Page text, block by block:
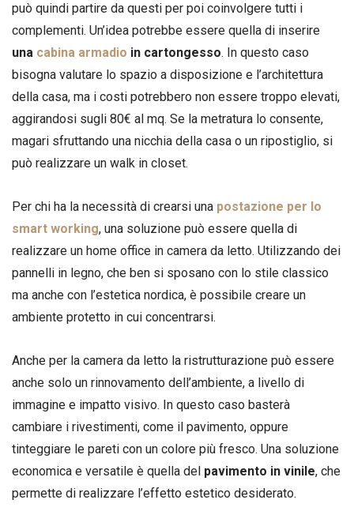
può quindi partire da questi per poi coinvolgere tutti i
complementi. Un’idea potrebbe essere quella di inserire
una cabina armadio in cartongesso. In questo caso
bisogna valutare lo spazio a disposizione e l’architettura
della casa, ma i costi potrebbero non essere troppo elevati,
aggirandosi sugli 80€ al mq. Se la metratura lo consente,
magari sfruttando una nicchia della casa o un ripostiglio, si
può realizzare un walk in closet.
Per chi ha la necessità di crearsi una postazione per lo
smart working, una soluzione può essere quella di
realizzare un home office in camera da letto. Utilizzando dei
pannelli in legno, che ben si sposano con lo stile classico
ma anche con l’estetica nordica, è possibile creare un
ambiente protetto in cui concentrarsi.
Anche per la camera da letto la ristrutturazione può essere
anche solo un rinnovamento dell’ambiente, a livello di
immagine e impatto visivo. In questo caso basterà
cambiare i rivestimenti, come il pavimento, oppure
tinteggiare le pareti con un colore più fresco. Una soluzione
economica e versatile è quella del pavimento in vinile, che
permette di realizzare l’effetto estetico desiderato.